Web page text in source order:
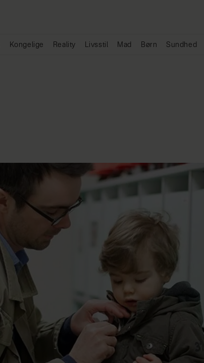
Kongelige Reality Livsstil Mad Børn Sundhed